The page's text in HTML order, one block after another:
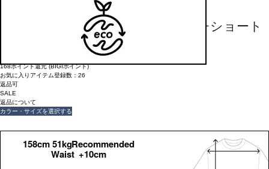
クレープタイプライターストレッチショート
168ポイント還元 (BIGIポイント)
お気に入りアイテム登録数： 26
返品可
SALE
返品について
カラー・サイズを選択する
158cm 51kgRecommended
Waist +10cm